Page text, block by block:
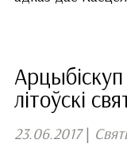
літоўскі
23.06.2017|